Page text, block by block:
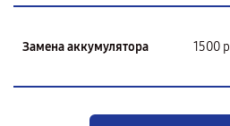
Замена аккумулятора 1500 р